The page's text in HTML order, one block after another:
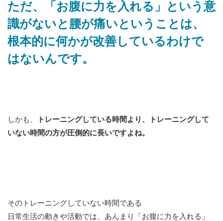
ただ、「お腹に力を入れる」という意
識がないと腰が痛いということは、
根本的に何かが改善しているわけで
はないんです。
しかも、
トレーニングしている時間より、トレーニングして
いない時間の方が圧倒的に長いですよね。
そのトレーニングしていない時間である
日常生活の動きや活動では、あんまり「お腹に力を入れる」